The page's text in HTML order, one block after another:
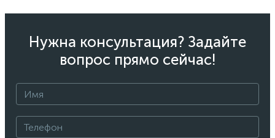
Нужна консультация? Задайте
вопрос прямо сейчас!